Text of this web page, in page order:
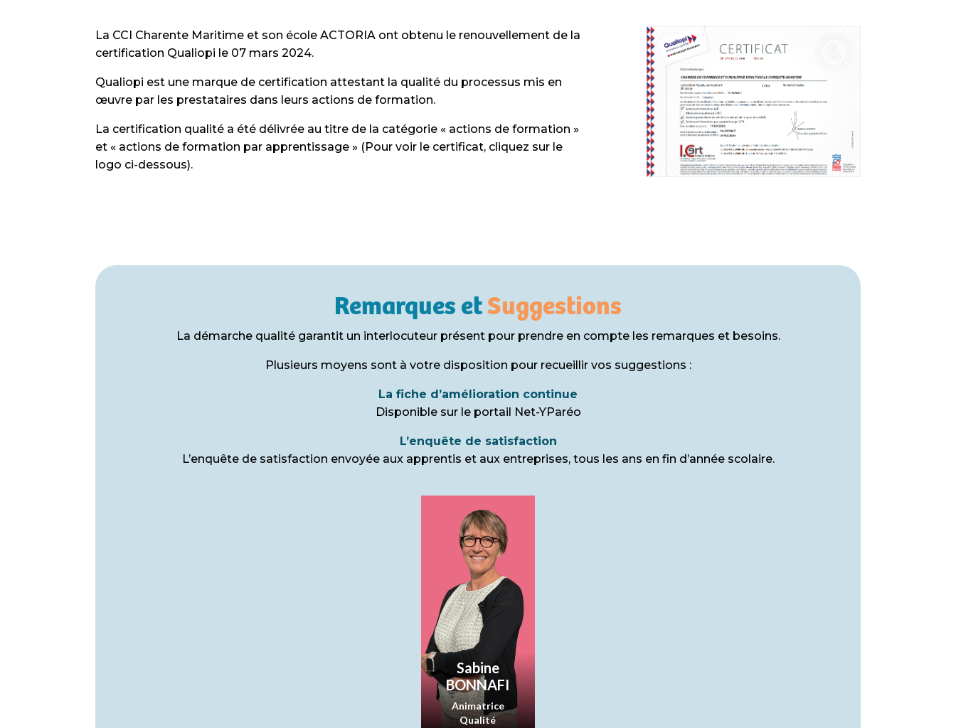
La CCI Charente Maritime et son école ACTORIA ont obtenu le renouvellement de la
certification Qualiopi le 07 mars 2024.
Qualiopi est une marque de certification attestant la qualité du processus mis en
œuvre par les prestataires dans leurs actions de formation.
La certification qualité a été délivrée au titre de la catégorie « actions de formation »
et « actions de formation par apprentissage » (Pour voir le certificat, cliquez sur le
logo ci-dessous).
Remarques etSuggestions
La démarche qualité garantit un interlocuteur présent pour prendre en compte les remarques et besoins.
Plusieurs moyens sont à votre disposition pour recueillir vos suggestions :
La fiche d’amélioration continue
Disponible sur le portail Net-YParéo
L’enquête de satisfaction
L’enquête de satisfaction envoyée aux apprentis et aux entreprises, tous les ans en fin d’année scolaire.
Sabine
BONNAFI
Animatrice
Qualité